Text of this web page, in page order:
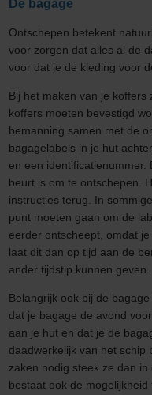
De bagage
Ontschepen betekent
voor zorgen dat alles al de
voor dat je de kleding voor
Bij het maken van je
koffers moeten bevestigd
bemanning samen met de
bagagelabels in je hut
en een
beurt is om te ontschepen.
instructies terug. In
punt moeten gaan om de
eerder ontscheept, omdat
laat dit dan op tijd aan de
ander tijdstip kunnen geven.
Belangrijk ook bij de
dat je bagage de avond
aan je hut en dat je de
daadwerkelijk van het schip
zaken nodig steek ze dan
bestaat ook de